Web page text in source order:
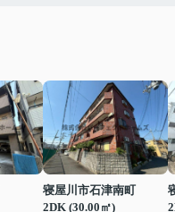
寝屋川市石津南町
2DK (30.00㎡)